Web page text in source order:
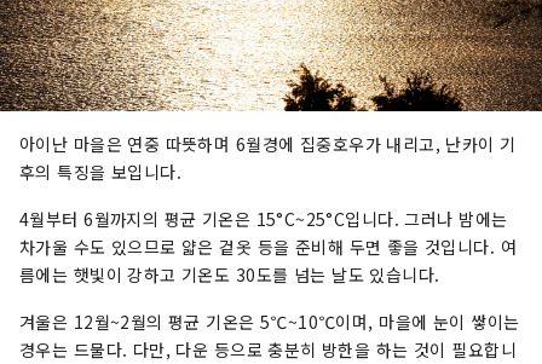
아이난 마을은 연중 따뜻하며 6월경에 집중호우가 내리고, 난카이 기
후의 특징을 보입니다.
4월부터 6월까지의 평균 기온은 15°C~25°C입니다. 그러나 밤에는
차가울 수도 있으므로 얇은 겉옷 등을 준비해 두면 좋을 것입니다. 여
름에는 햇빛이 강하고 기온도 30도를 넘는 날도 있습니다.
겨울은 12월~2월의 평균 기온은 5℃~10℃이며, 마을에 눈이 쌓이는
경우는 드물다. 다만, 다운 등으로 충분히 방한을 하는 것이 필요합니